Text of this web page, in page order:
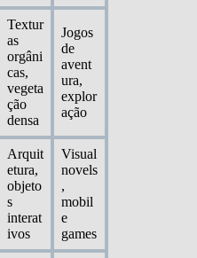
Textur
as
orgâni
cas,
vegeta
ção
densa
Jogos
de
avent
ura,
explor
ação
Arquit
etura,
objeto
s
interat
ivos
Visual
novels
,
mobil
e
games